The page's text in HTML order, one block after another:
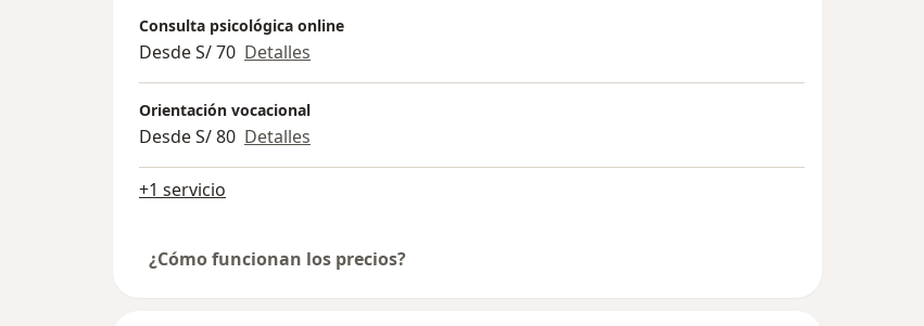
Consulta psicológica online
Desde S/ 70 Detalles
Orientación vocacional
Desde S/ 80 Detalles
+1 servicio
¿Cómo funcionan los precios?